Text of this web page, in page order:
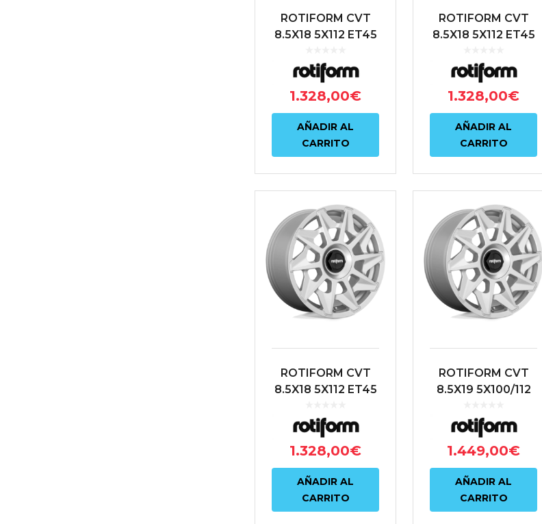
ROTIFORM CVT
8.5X18 5X112 ET45
1.328,00€
AÑADIR AL
CARRITO
ROTIFORM CVT
8.5X18 5X112 ET45
1.328,00€
AÑADIR AL
CARRITO
ROTIFORM CVT
8.5X18 5X112 ET45
1.328,00€
AÑADIR AL
CARRITO
ROTIFORM CVT
8.5X19 5X100/112
1.449,00€
AÑADIR AL
CARRITO